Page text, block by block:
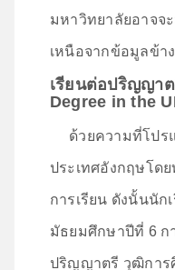
มหาวิทยาลัยอาจจ
เหนือจากข้อมูลข้า
เรียนต่อปริญญา
Degree in the
ด้วยความที่โปร
ประเทศอังกฤษโดย
การเรียน ดังนั้นนัก
มัธยมศึกษาปีที่ 6 ก
ปริญญาตรี วุฒิการ